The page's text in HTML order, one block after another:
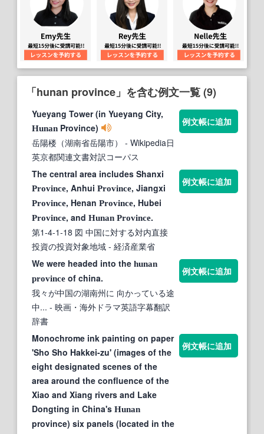
「hunan province」を含む例文一覧 (9)
Yueyang Tower (in Yueyang City,
Hunan Province)
岳陽楼（湖南省岳陽市）
- Wikipedia日
英京都関連文書対訳コーパス
例文帳に追加
The central area includes Shanxi
Province, Anhui Province, Jiangxi
Province, Henan Province, Hubei
Province, and Hunan Province.
第1-4-1-18 図 中国に対する対内直接
投資の投資対象地域 - 経済産業省
例文帳に追加
We were headed into the hunan
province of china.
我々が中国の湖南州に 向かっている途
中... - 映画・海外ドラマ英語字幕翻訳
辞書
例文帳に追加
Monochrome ink painting on paper
'Sho Sho Hakkei-zu' (images of the
eight designated scenes of the
area around the confluence of the
Xiao and Xiang rivers and Lake
Dongting in China's Hunan
province) six panels (located in the
例文帳に追加